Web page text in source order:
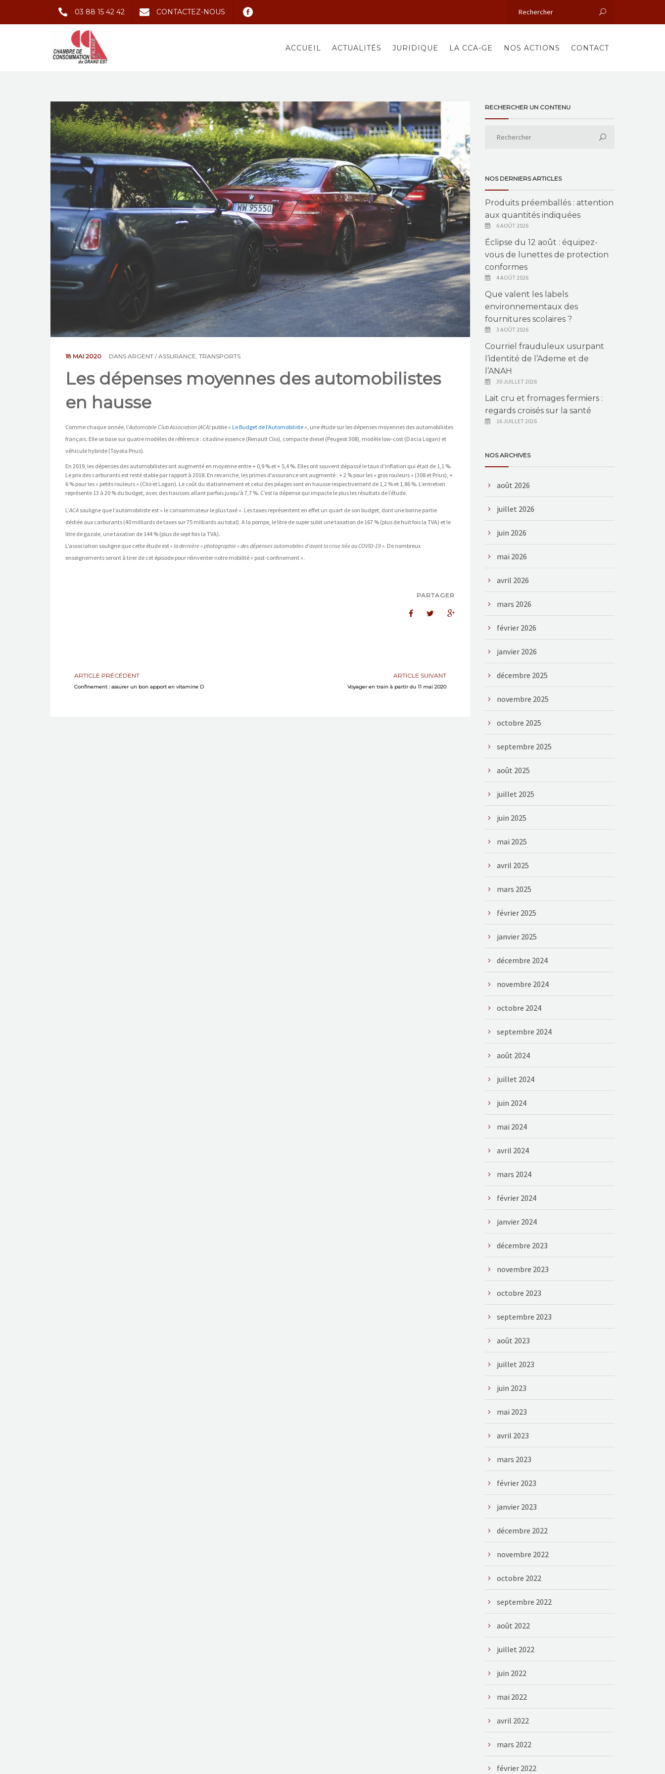
03 88 15 42 42 CONTACTEZ-NOUS
ACCUEIL ACTUALITÉS JURIDIQUE LA CCA-GE NOS ACTIONS CONTACT
18 MAI 2020 DANS ARGENT / ASSURANCE TRANSPORTS
Les dépenses moyennes des automobilistes
en hausse
Comme chaque année, l’Automobile Club Association (ACA) publie « Le Budget de l’Automobiliste », une étude sur les dépenses moyennes des automobilistes
français. Elle se base sur quatre modèles de référence : citadine essence (Renault Clio), compacte diesel (Peugeot 308), modèle low-cost (Dacia Logan) et
véhicule hybride (Toyota Prius).
En 2019, les dépenses des automobilistes ont augmenté en moyenne entre + 0,9 % et + 5,4 %. Elles ont souvent dépassé le taux d’inflation qui était de 1,1 %.
Le prix des carburants est resté stable par rapport à 2018. En revanche, les primes d’assurance ont augmenté : + 2 % pour les « gros rouleurs » (308 et Prius), +
6 % pour les « petits rouleurs » (Clio et Logan). Le coût du stationnement et celui des péages sont en hausse respectivement de 1,2 % et 1,86 %. L’entretien
représente 13 à 20 % du budget, avec des hausses allant parfois jusqu’à 7,7 %. C’est la dépense qui impacte le plus les résultats de l’étude.
L’ACA souligne que l’automobiliste est « le consommateur le plus taxé ». Les taxes représentent en effet un quart de son budget, dont une bonne partie
dédiée aux carburants (40 milliards de taxes sur 75 milliards au total). A la pompe, le litre de super subit une taxation de 167 % (plus de huit fois la TVA) et le
litre de gazole, une taxation de 144 % (plus de sept fois la TVA).
L’association souligne que cette étude est« la dernière « photographie » des dépenses automobiles d’avant la crise liée au COVID-19 ». De nombreux
enseignements seront à tirer de cet épisode pour réinventer notre mobilité « post-confinement ».
PARTAGER
ARTICLE PRÉCÉDENT
Confinement : assurer un bon apport en vitamine D
ARTICLE SUIVANT
Voyager en train à partir du 11 mai 2020
RECHERCHER UN CONTENU
NOS DERNIERS ARTICLES
Produits préemballés : attention
aux quantités indiquées
6 AOÛT 2026
Éclipse du 12 août : équipez-
vous de lunettes de protection
conformes
4 AOÛT 2026
Que valent les labels
environnementaux des
fournitures scolaires ?
3 AOÛT 2026
Courriel frauduleux usurpant
l’identité de l’Ademe et de
l’ANAH
30 JUILLET 2026
Lait cru et fromages fermiers :
regards croisés sur la santé
16 JUILLET 2026
NOS ARCHIVES
août 2026
juillet 2026
juin 2026
mai 2026
avril 2026
mars 2026
février 2026
janvier 2026
décembre 2025
novembre 2025
octobre 2025
septembre 2025
août 2025
juillet 2025
juin 2025
mai 2025
avril 2025
mars 2025
février 2025
janvier 2025
décembre 2024
novembre 2024
octobre 2024
septembre 2024
août 2024
juillet 2024
juin 2024
mai 2024
avril 2024
mars 2024
février 2024
janvier 2024
décembre 2023
novembre 2023
octobre 2023
septembre 2023
août 2023
juillet 2023
juin 2023
mai 2023
avril 2023
mars 2023
février 2023
janvier 2023
décembre 2022
novembre 2022
octobre 2022
septembre 2022
août 2022
juillet 2022
juin 2022
mai 2022
avril 2022
mars 2022
février 2022